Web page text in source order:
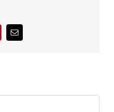
PinterestCorreo
electrónico